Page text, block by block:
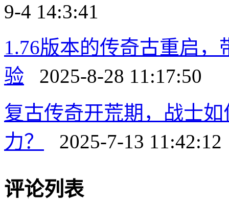
9-4 14:3:41
1.76版本的传奇古重启
验 2025-8-28 11:17:50
复古传奇开荒期，战士
力？
2025-7-13 11:42:12
评论列表